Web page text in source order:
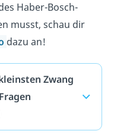
Haber-Bosch-
musst, schau dir
dazu an!
Zwang